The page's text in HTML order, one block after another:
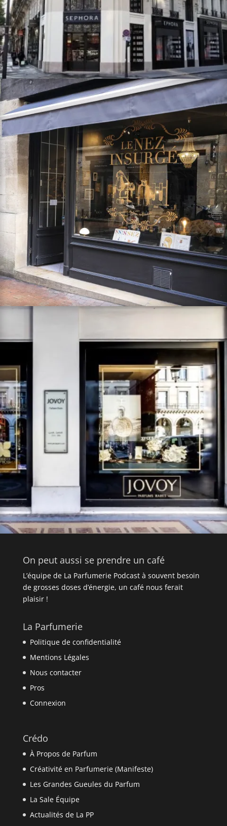
On peut aussi se prendre un café
L’équipe de La Parfumerie Podcast à souvent besoin
de grosses doses d’énergie, un café nous ferait
plaisir !
La Parfumerie
Politique de confidentialité
Mentions Légales
Nous contacter
Pros
Connexion
Crédo
À Propos de Parfum
Créativité en Parfumerie (Manifeste)
Les Grandes Gueules du Parfum
La Sale Équipe
Actualités de La PP